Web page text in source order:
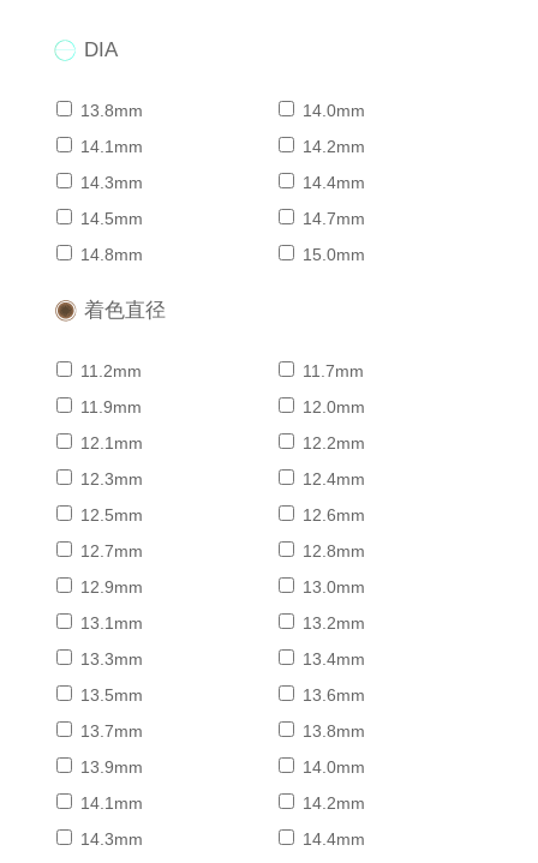
DIA
13.8mm
14.0mm
14.1mm
14.2mm
14.3mm
14.4mm
14.5mm
14.7mm
14.8mm
15.0mm
着色直径
11.2mm
11.7mm
11.9mm
12.0mm
12.1mm
12.2mm
12.3mm
12.4mm
12.5mm
12.6mm
12.7mm
12.8mm
12.9mm
13.0mm
13.1mm
13.2mm
13.3mm
13.4mm
13.5mm
13.6mm
13.7mm
13.8mm
13.9mm
14.0mm
14.1mm
14.2mm
14.3mm
14.4mm